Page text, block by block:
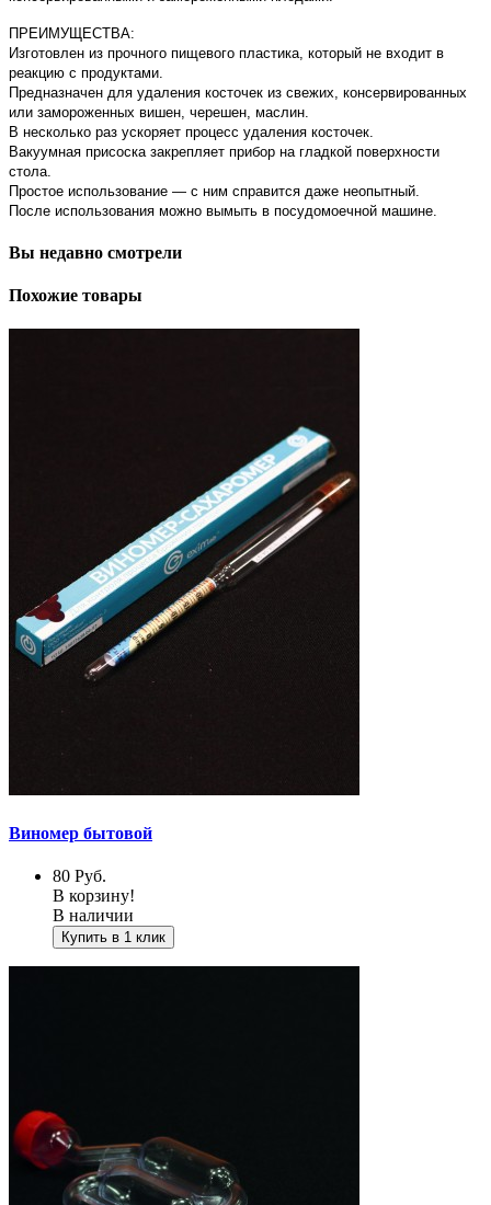
ПРЕИМУЩЕСТВА:
Изготовлен из прочного пищевого пластика, который не входит в
реакцию с продуктами.
Предназначен для удаления косточек из свежих, консервированных
или замороженных вишен, черешен, маслин.
В несколько раз ускоряет процесс удаления косточек.
Вакуумная присоска закрепляет прибор на гладкой поверхности
стола.
Простое использование — с ним справится даже неопытный.
После использования можно вымыть в посудомоечной машине.
Вы недавно смотрели
Похожие товары
Виномер бытовой
80 Руб.
В корзину!
В наличии
Купить в 1 клик